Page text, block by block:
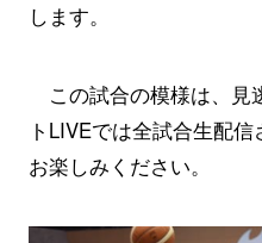
します。
この試合の模様は、見
トLIVEでは全試合生配信
お楽しみください。